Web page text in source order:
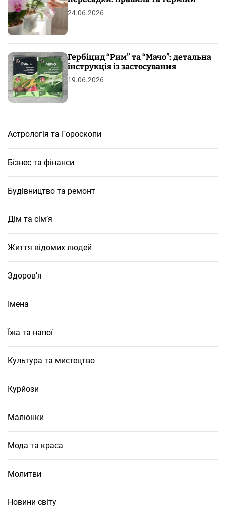
24.06.2026
Гербіцид “Рим” та “Мачо”: детальна
інструкція із застосування
19.06.2026
Астрологія та Гороскопи
Бізнес та фінанси
Будівництво та ремонт
Дім та сім’я
Життя відомих людей
Здоров’я
Імена
Їжа та напої
Культура та мистецтво
Курйози
Малюнки
Мода та краса
Молитви
Новини світу